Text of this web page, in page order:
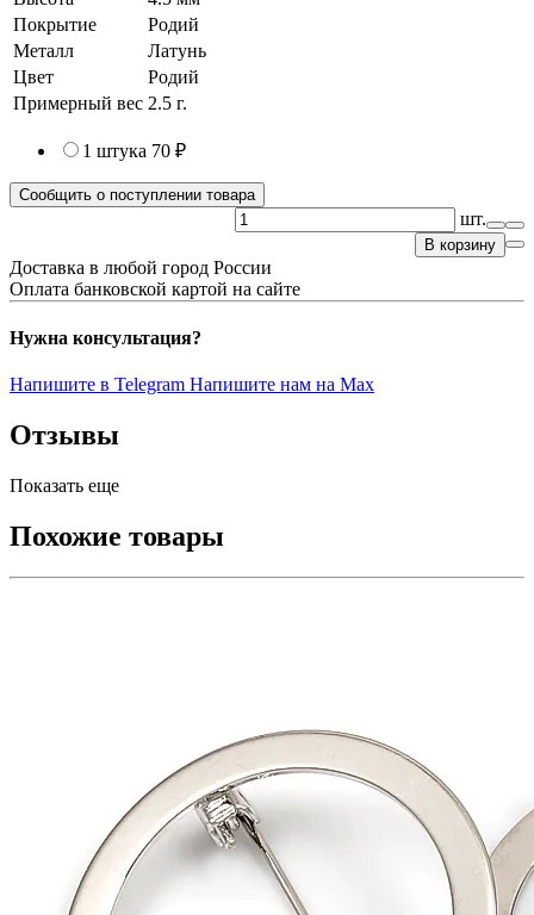
Покрытие
Родий
Металл
Латунь
Цвет
Родий
Примерный вес 2.5 г.
1 штука 70 ₽
Сообщить о поступлении товара
шт.
В корзину
Доставка в любой город России
Оплата банковской картой на сайте
Нужна консультация?
Напишите в Telegram Напишите нам на Max
Отзывы
Показать еще
Похожие товары